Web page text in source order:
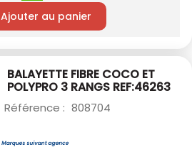
Ajouter au panier
BALAYETTE FIBRE COCO ET
POLYPRO 3 RANGS REF:46263
Référence : 808704